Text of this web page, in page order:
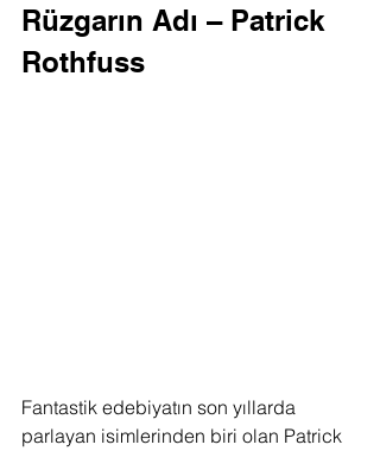
Rüzgarın Adı – Patrick
Rothfuss
Fantastik edebiyatın son yıllarda
parlayan isimlerinden biri olan Patrick